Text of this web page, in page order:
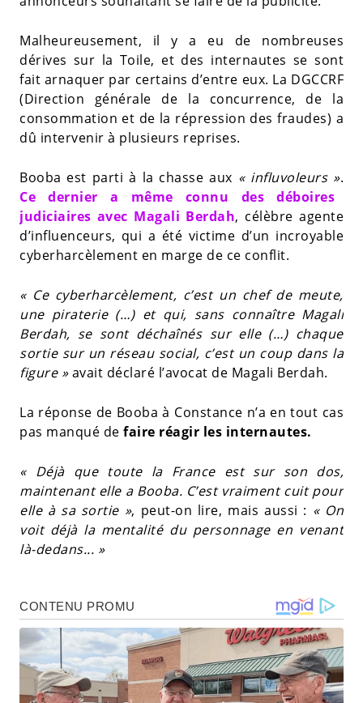
Malheureusement, il y a eu de nombreuses
dérives sur la Toile, et des internautes se sont
fait arnaquer par certains d’entre eux. La DGCCRF
(Direction générale de la concurrence, de la
consommation et de la répression des fraudes) a
dû intervenir à plusieurs reprises.
Booba est parti à la chasse aux « influvoleurs ».
Ce dernier a même connu des déboires
judiciaires avec Magali Berdah, célèbre agente
d’influenceurs, qui a été victime d’un incroyable
cyberharcèlement en marge de ce conflit.
« Ce cyberharcèlement, c’est un chef de meute,
une piraterie (…) et qui, sans connaître Magali
Berdah, se sont déchaînés sur elle (…) chaque
sortie sur un réseau social, c’est un coup dans la
figure »avait déclaré l’avocat de Magali Berdah.
La réponse de Booba à Constance n’a en tout cas
pas manqué de faire réagir les internautes.
« Déjà que toute la France est sur son dos,
maintenant elle a Booba. C’est vraiment cuit pour
elle à sa sortie », peut-on lire, mais aussi : « On
voit déjà la mentalité du personnage en venant
là-dedans... »